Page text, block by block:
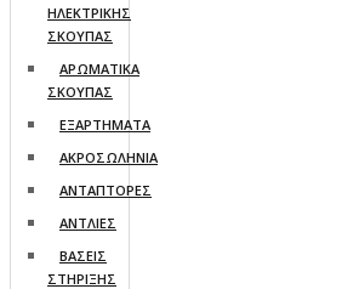
ΗΛΕΚΤΡΙΚΗΣ
ΣΚΟΥΠΑΣ
ΑΡΩΜΑΤΙΚΑ
ΣΚΟΥΠΑΣ
ΕΞΑΡΤΗΜΑΤΑ
ΑΚΡΟΣΩΛΗΝΙΑ
ΑΝΤΑΠΤΟΡΕΣ
ΑΝΤΛΙΕΣ
ΒΑΣΕΙΣ
ΣΤΗΡΙΞΗΣ